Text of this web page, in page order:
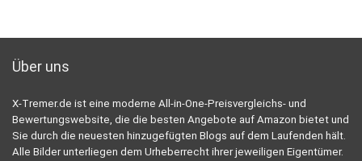
Über uns
X-Tremer.de ist eine moderne All-in-One-Preisvergleichs- und
Bewertungswebsite, die die besten Angebote auf Amazon bietet und
Sie durch die neuesten hinzugefügten Blogs auf dem Laufenden hält.
Alle Bilder unterliegen dem Urheberrecht ihrer jeweiligen Eigentümer.